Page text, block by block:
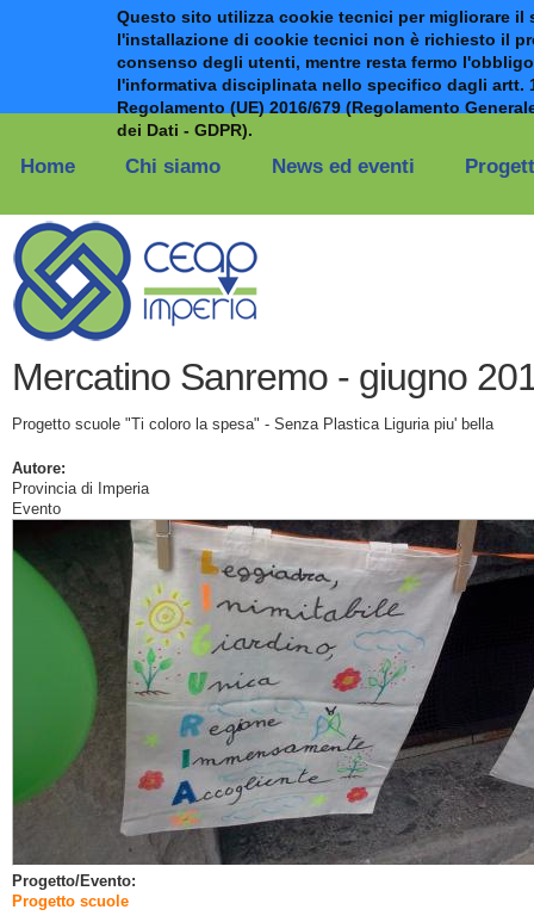
Questo sito utilizza cookie tecnici per migliorare il
l'installazione di cookie tecnici non è richiesto il
consenso degli utenti, mentre resta fermo
l'informativa disciplinata nello specifico dagli artt.
Regolamento (UE) 2016/679 (Regolamento
dei Dati - GDPR).
Salta al contenuto principale
Home Chi siamo News ed eventi
Mercatino Sanremo - giugno
Progetto scuole "Ti coloro la spesa" - Senza Plastica Liguria piu' bella
Autore:
Provincia di Imperia
Evento
Progetto/Evento:
Progetto scuole